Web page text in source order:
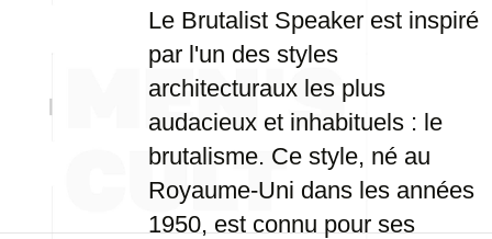
Le Brutalist Speaker est inspiré
par l'un des styles
architecturaux les plus
audacieux et inhabituels : le
brutalisme. Ce style, né au
Royaume-Uni dans les années
1950, est connu pour ses